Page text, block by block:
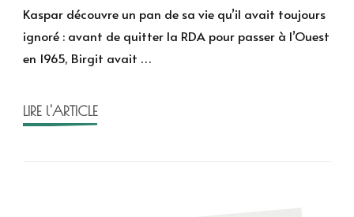
Kaspar découvre un pan de sa vie qu’il avait toujours
ignoré : avant de quitter la RDA pour passer à l’Ouest
en 1965, Birgit avait …
LIRE l'ARTICLE